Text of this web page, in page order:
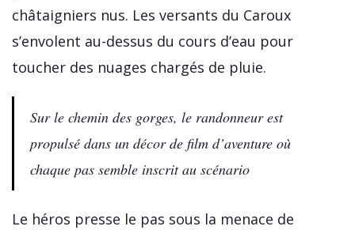
châtaigniers nus. Les versants du Caroux
s’envolent au-dessus du cours d’eau pour
toucher des nuages chargés de pluie.
Sur le chemin des gorges, le randonneur est
propulsé dans un décor de film d’aventure où
chaque pas semble inscrit au scénario
Le héros presse le pas sous la menace de